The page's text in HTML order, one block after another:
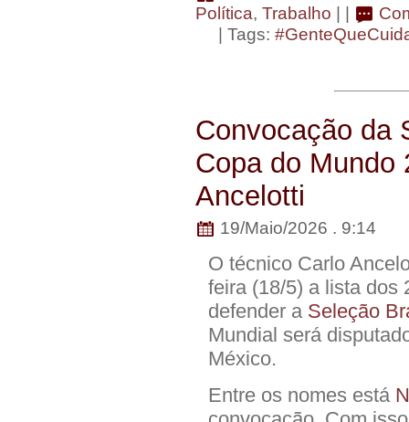
Política, Trabalho
| Tags:
Convocação da
Copa do Mundo
Ancelotti
19/Maio/2026 . 9:14
O técnico Carlo
feira (18/5) a lista dos
defender a Seleção
Mundial será
México.
Entre os nomes está